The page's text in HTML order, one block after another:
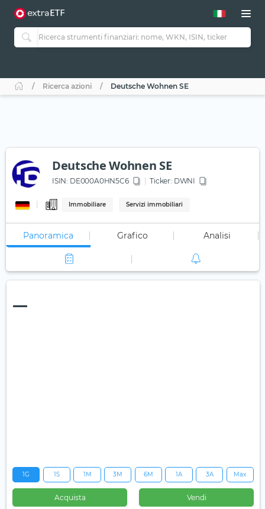
Ricerca azioni Deutsche Wohnen SE
Deutsche Wohnen SE
ISIN: DE000A0HN5C6 Ticker: DWNI
Immobiliare Servizi immobiliari
Panoramica Grafico Analisi
—
1G 1S 1M 3M 6M 1A 3A Max
Acquista Vendi